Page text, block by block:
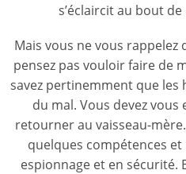
s’éclaircit au bout
Mais vous ne vous rappelez
pensez pas vouloir faire de
savez pertinemment que les
du mal. Vous devez
retourner au vaisseau-
quelques compétences
espionnage et en sécurité.